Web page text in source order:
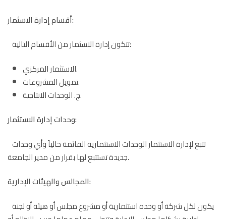
أقسام إدارة الاسثمار:
تتكون إدارة الاسثمار من الأقسام التالية:
الاستثمار المركزي.
تمويل المشروعات.
ج. الوحدات الانتاجية.
وحدات إدارة الاستثمار:
جديدة تستتبع لها بقرار من مدير الجامعة.
المجالس والهيئات الإدارية: